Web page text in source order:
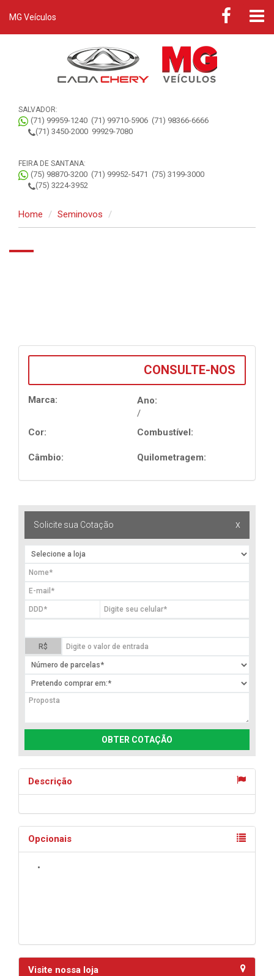
MG Veículos
SALVADOR:
(71) 99959-1240 (71) 99710-5906 (71) 98366-6666
(71) 3450-2000 99929-7080
FEIRA DE SANTANA:
(75) 98870-3200 (71) 99952-5471 (75) 3199-3000
(75) 3224-3952
Home Seminovos
CONSULTE-NOS
Marca:
Ano:
/
Cor:
Combustível:
Câmbio: Quilometragem:
Solicite sua Cotação x
R$
OBTER COTAÇÃO
Descrição
Opcionais
•
Visite nossa loja